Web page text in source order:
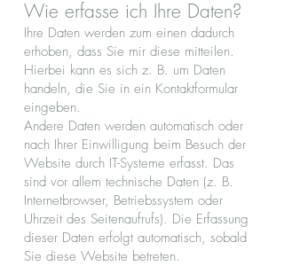
Wie erfasse ich Ihre Daten?
Ihre Daten werden zum einen dadurch
erhoben, dass Sie mir diese mitteilen.
Hierbei kann es sich z. B. um Daten
handeln, die Sie in ein Kontaktformular
eingeben.
Andere Daten werden automatisch oder
nach Ihrer Einwilligung beim Besuch der
Website durch IT-Systeme erfasst. Das
sind vor allem technische Daten (z. B.
Internetbrowser, Betriebssystem oder
Uhrzeit des Seitenaufrufs). Die Erfassung
dieser Daten erfolgt automatisch, sobald
Sie diese Website betreten.